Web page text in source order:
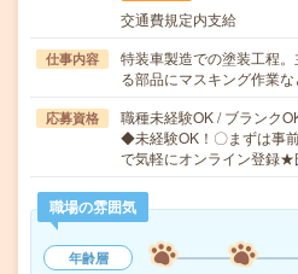
交通費規定内支給
仕事内容
特装車製造での塗装工程
る部品にマスキング作業
応募資格
職種未経験OK / ブランク
◆未経験OK！〇まずは事
で気軽にオンライン登録
職場の雰囲気
年齢層